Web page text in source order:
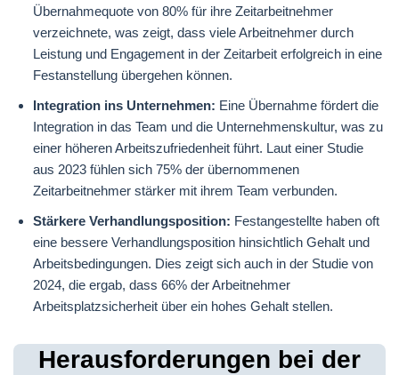
Übernahmequote von 80% für ihre Zeitarbeitnehmer
verzeichnete, was zeigt, dass viele Arbeitnehmer durch
Leistung und Engagement in der Zeitarbeit erfolgreich in eine
Festanstellung übergehen können.
Integration ins Unternehmen: Eine Übernahme fördert die
Integration in das Team und die Unternehmenskultur, was zu
einer höheren Arbeitszufriedenheit führt. Laut einer Studie
aus 2023 fühlen sich 75% der übernommenen
Zeitarbeitnehmer stärker mit ihrem Team verbunden.
Stärkere Verhandlungsposition: Festangestellte haben oft
eine bessere Verhandlungsposition hinsichtlich Gehalt und
Arbeitsbedingungen. Dies zeigt sich auch in der Studie von
2024, die ergab, dass 66% der Arbeitnehmer
Arbeitsplatzsicherheit über ein hohes Gehalt stellen.
Herausforderungen bei der